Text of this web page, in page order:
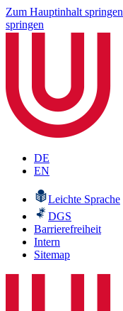
Zum Hauptinhalt springen
springen
DE
EN
Leichte Sprache
DGS
Barrierefreiheit
Intern
Sitemap